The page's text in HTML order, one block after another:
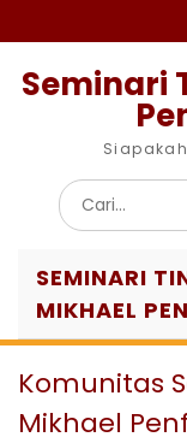
to
Seminari
Search
for:
SEMINARI
MIKHAEL
Komunitas
Mikhael